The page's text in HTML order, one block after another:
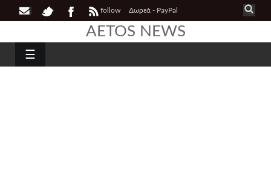
follow Δωρεά - PayPal
AETOS NEWS
☰